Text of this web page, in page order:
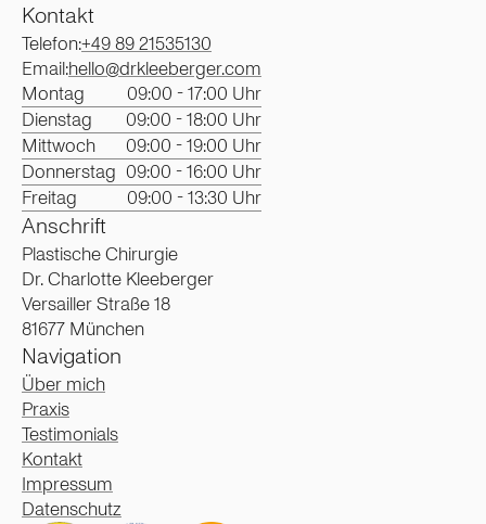
Kontakt
Telefon:+49 89 21535130
Email:hello@drkleeberger.com
Montag
09:00 - 17:00 Uhr
Dienstag
09:00 - 18:00 Uhr
Mittwoch
09:00 - 19:00 Uhr
Donnerstag 09:00 - 16:00 Uhr
Freitag
09:00 - 13:30 Uhr
Anschrift
Plastische Chirurgie
Dr. Charlotte Kleeberger
Versailler Straße 18
81677 München
Navigation
Über mich
Praxis
Testimonials
Kontakt
Impressum
Datenschutz